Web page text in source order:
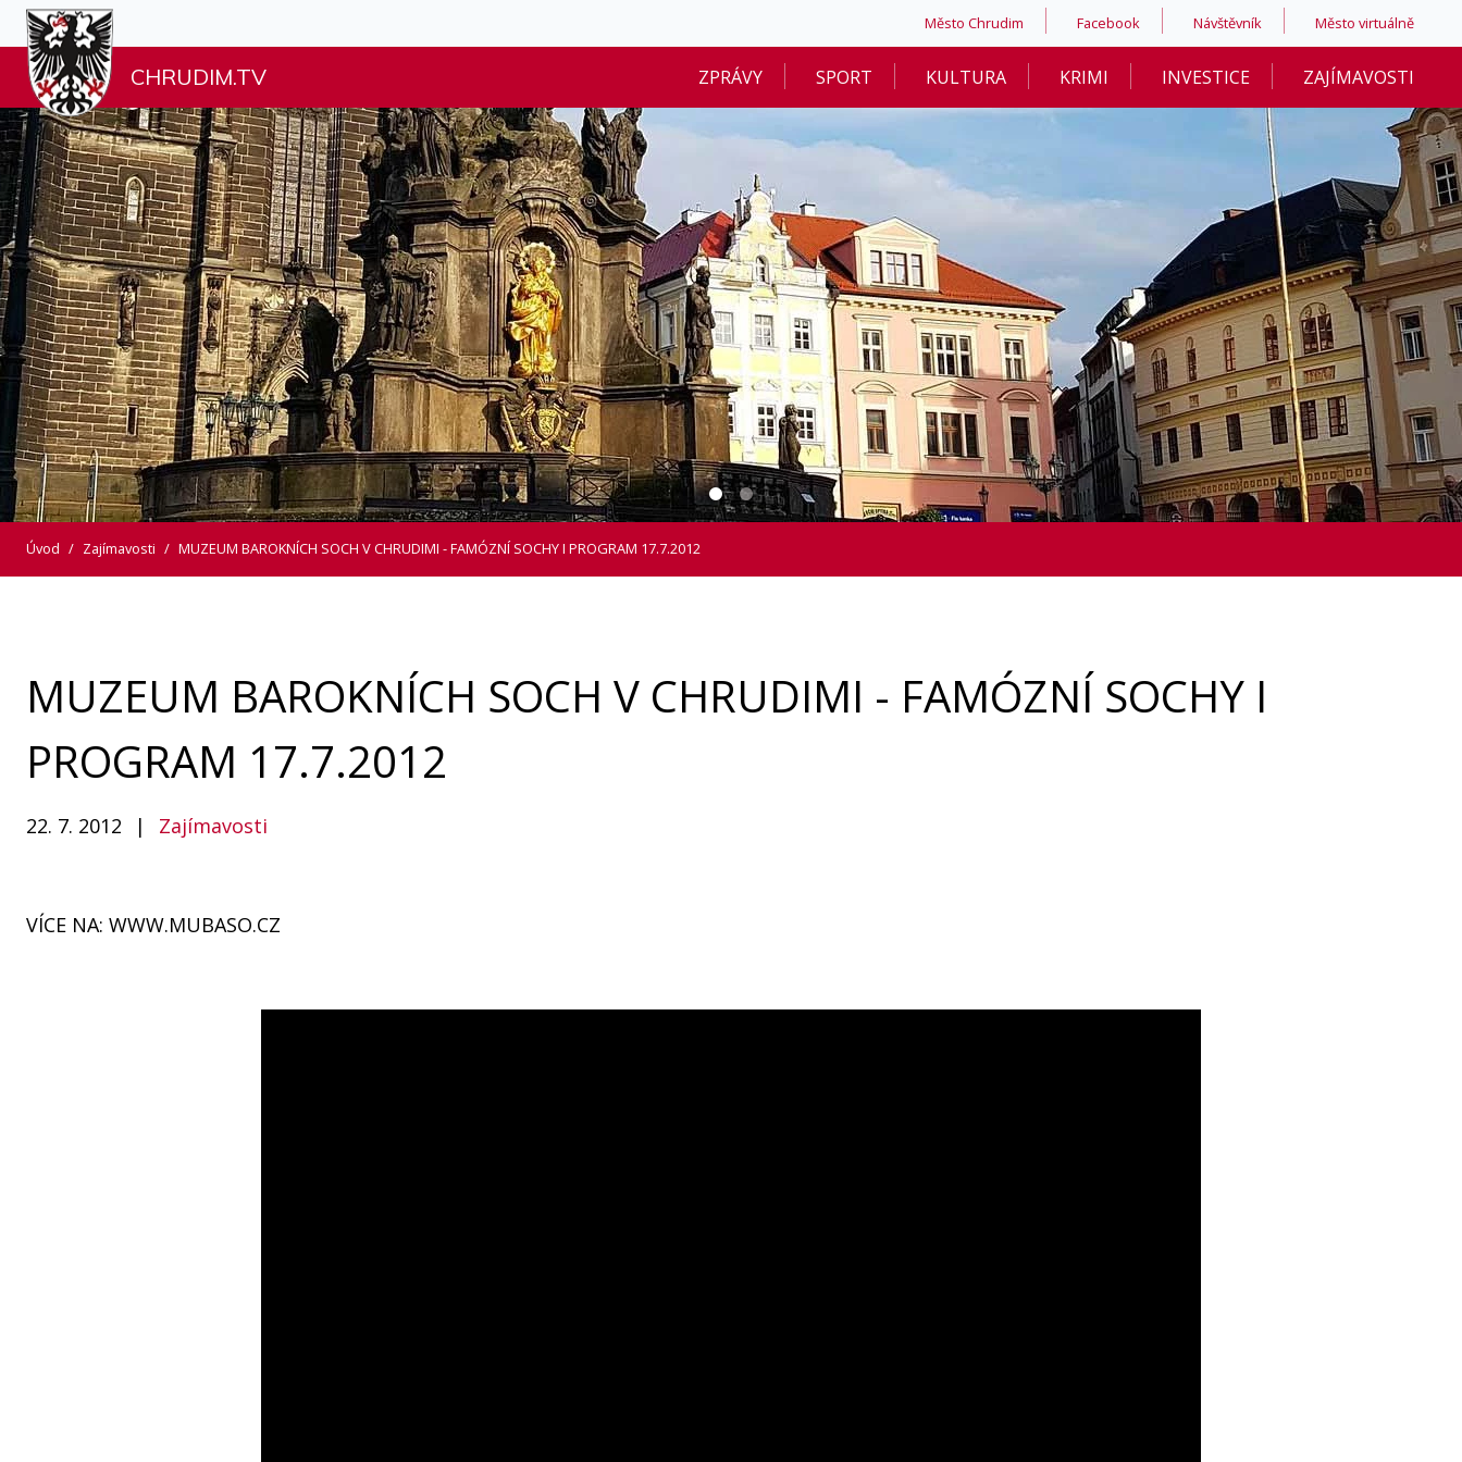
Město Chrudim Facebook Návštěvník Město virtuálně
CHRUDIM.TV ZPRÁVY SPORT KULTURA KRIMI INVESTICE ZAJÍMAVOSTI
Úvod / Zajímavosti / MUZEUM BAROKNÍCH SOCH V CHRUDIMI - FAMÓZNÍ SOCHY I PROGRAM 17.7.2012
MUZEUM BAROKNÍCH SOCH V CHRUDIMI - FAMÓZNÍ SOCHY I
PROGRAM 17.7.2012
22. 7. 2012 | Zajímavosti
VÍCE NA: WWW.MUBASO.CZ